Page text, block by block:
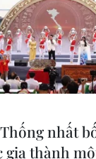
nhất
gia thành